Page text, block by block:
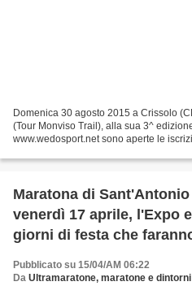
Domenica 30 agosto 2015 a Crissolo
(Tour Monviso Trail), alla sua 3^
www.wedosport.net sono aperte le
Maratona di Sant'Antonio
venerdì 17 aprile, l'Expo
giorni di festa che
Pubblicato su 15/04/AM 06:22
Da Ultramaratone, maratone e